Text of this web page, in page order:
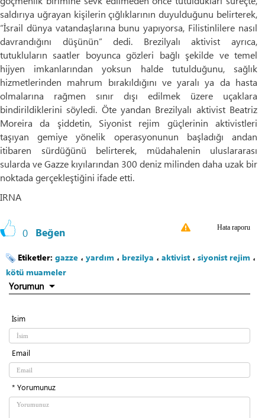
saldırıya uğrayan kişilerin çığlıklarının duyulduğunu belirterek,
“İsrail dünya vatandaşlarına bunu yapıyorsa, Filistinlilere nasıl
davrandığını düşünün” dedi. Brezilyalı aktivist ayrıca,
tutukluların saatler boyunca gözleri bağlı şekilde ve temel
hijyen imkanlarından yoksun halde tutulduğunu, sağlık
hizmetlerinden mahrum bırakıldığını ve yaralı ya da hasta
olmalarına rağmen sınır dışı edilmek üzere uçaklara
bindirildiklerini söyledi. Öte yandan Brezilyalı aktivist Beatriz
Moreira da şiddetin, Siyonist rejim güçlerinin aktivistleri
taşıyan gemiye yönelik operasyonunun başladığı andan
itibaren sürdüğünü belirterek, müdahalenin uluslararası
sularda ve Gazze kıyılarından 300 deniz milinden daha uzak bir
noktada gerçekleştiğini ifade etti.
IRNA
0 Beğen Hata raporu
Etiketler: gazze ، yardım ، brezilya ، aktivist، siyonist rejim ،
kötü muameler
Yorumun
İsim
Email
* Yorumunuz